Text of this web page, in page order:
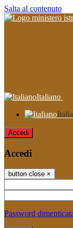
Salta al contenuto
Italiano
Accedi
Accedi
button close ×
Password